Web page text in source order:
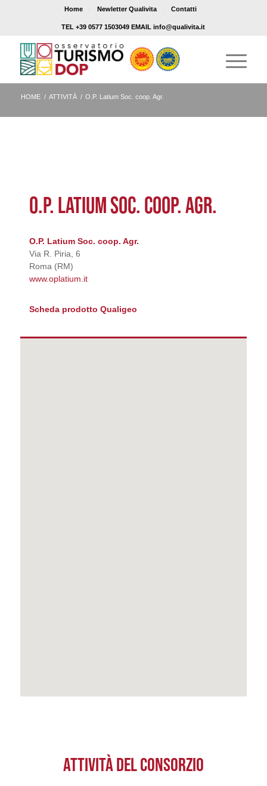
Home Newletter Qualivita Contatti
TEL +39 0577 1503049 EMAIL info@qualivita.it
HOME / ATTIVITÀ / O.P. Latium Soc. coop. Agr.
O.P. LATIUM SOC. COOP. AGR.
O.P. Latium Soc. coop. Agr.
Via R. Piria, 6
Roma (RM)
www.oplatium.it
Scheda prodotto Qualigeo
ATTIVITÀ DEL CONSORZIO